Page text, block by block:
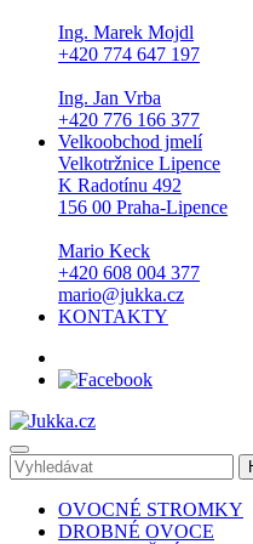
Ing. Marek Mojdl
+420 774 647 197
Ing. Jan Vrba
+420 776 166 377
Velkoobchod jmelí
Velkotržnice Lipence
K Radotínu 492
156 00 Praha-Lipence
Mario Keck
+420 608 004 377
mario@jukka.cz
KONTAKTY
OVOCNÉ STROMKY
DROBNÉ OVOCE